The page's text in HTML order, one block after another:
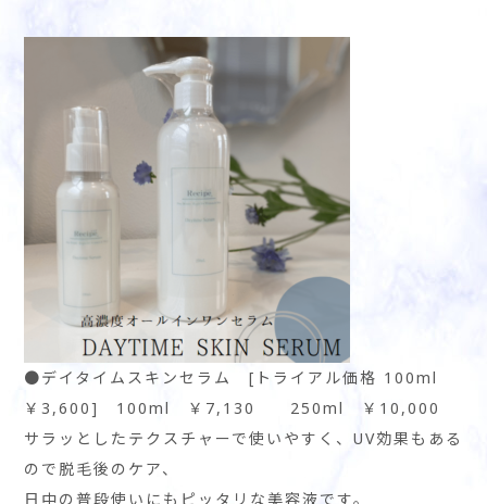
●デイタイムスキンセラム [トライアル価格 100ml
￥3,600] 100ml ￥7,130 250ml ￥10,000
サラッとしたテクスチャーで使いやすく、UV効果もある
ので脱毛後のケア、
日中の普段使いにもピッタリな美容液です。